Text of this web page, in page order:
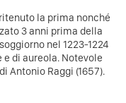
la prima nonché
3 anni prima della
nel 1223-1224
di aureola. Notevole
Antonio Raggi (1657).